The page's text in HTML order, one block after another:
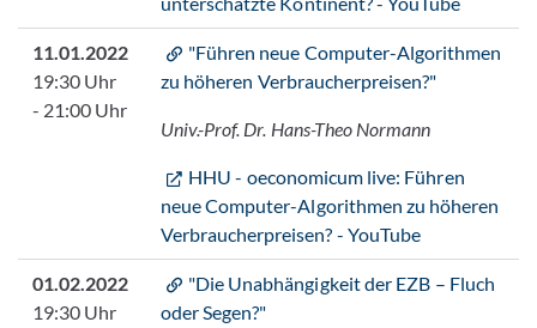
11.01.2022
19:30 Uhr
- 21:00 Uhr
"Führen neue Computer-Algorithmen
zu höheren Verbraucherpreisen?"
Univ.-Prof. Dr. Hans-Theo Normann
HHU - oeconomicum live: Führen
neue Computer-​Algorithmen zu höheren
Verbraucherpreisen? - YouTube
01.02.2022
19:30 Uhr
"Die Unabhängigkeit der EZB – Fluch
oder Segen?"